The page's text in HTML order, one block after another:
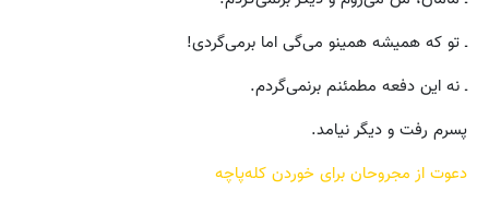
ـ تو که همیشه همینو می‌گی اما برمی‌گردی!
ـ نه این دفعه مطمئنم برنمی‌گردم.
پسرم رفت و دیگر نیامد.
دعوت از مجروحان برای خوردن کله‌پاچه